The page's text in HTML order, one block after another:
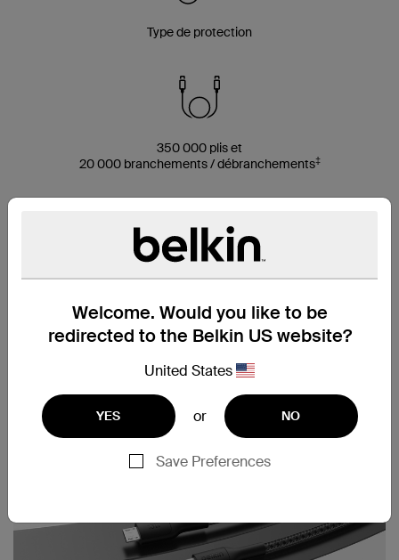
Welcome. Would you like to be
redirected to the Belkin US website?
United States
YES or NO
Save Preferences
Type de protection
350 000 plis et
20 000 branchements / débranchements‡
Recharge jusqu'à 15 W
Composé de jusqu'à